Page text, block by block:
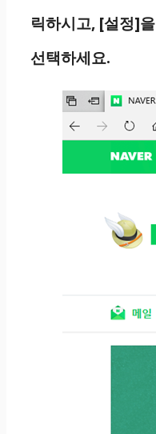
릭하시고, [설정]을
선택하세요.